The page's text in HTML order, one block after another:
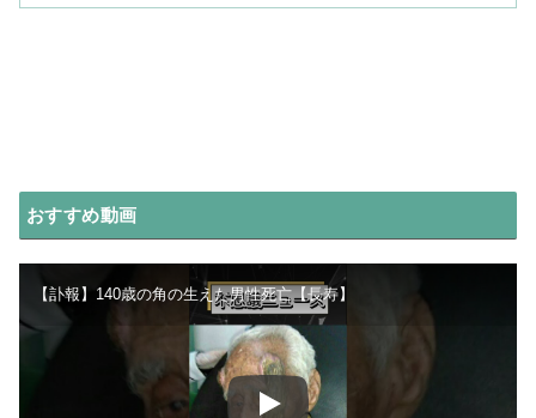
おすすめ動画
【訃報】140歳の角の生えた男性死亡【長寿】